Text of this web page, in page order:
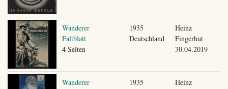
Wanderer
Faltblatt
4 Seiten
1935
Deutschland
Heinz
Fingerhut
30.04.2019
Wanderer
1935
Heinz